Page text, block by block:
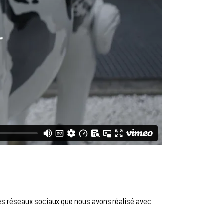
réseaux sociaux que nous avons réalisé avec